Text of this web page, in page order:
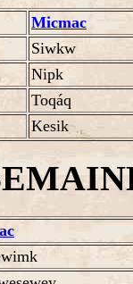
Micmac
Siwkw
Nipk
Toqáq
Kesik